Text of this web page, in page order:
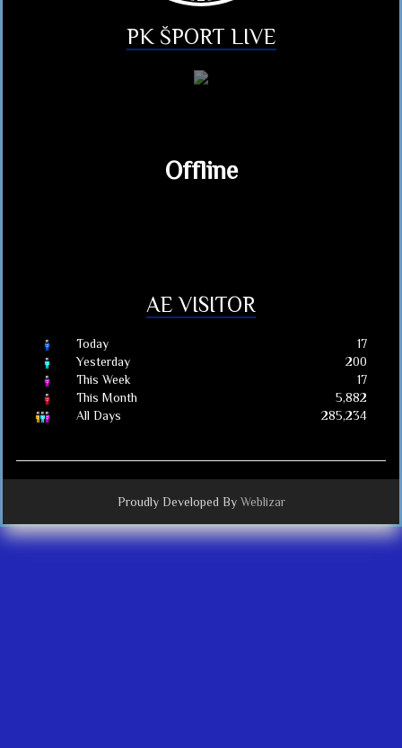
PK ŠPORT LIVE
Offline
AE VISITOR
Today
17
Yesterday
200
This Week
17
This Month
5,882
All Days
285,234
Proudly Developed By Weblizar